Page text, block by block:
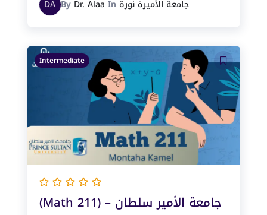
DA By Dr. Alaa In جامعة الأميرة نورة
Intermediate
(Math 211) – جامعة الأمير سلطان